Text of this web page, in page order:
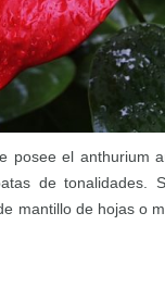
posee el anthurium
de tonalidades.
mantillo de hojas o